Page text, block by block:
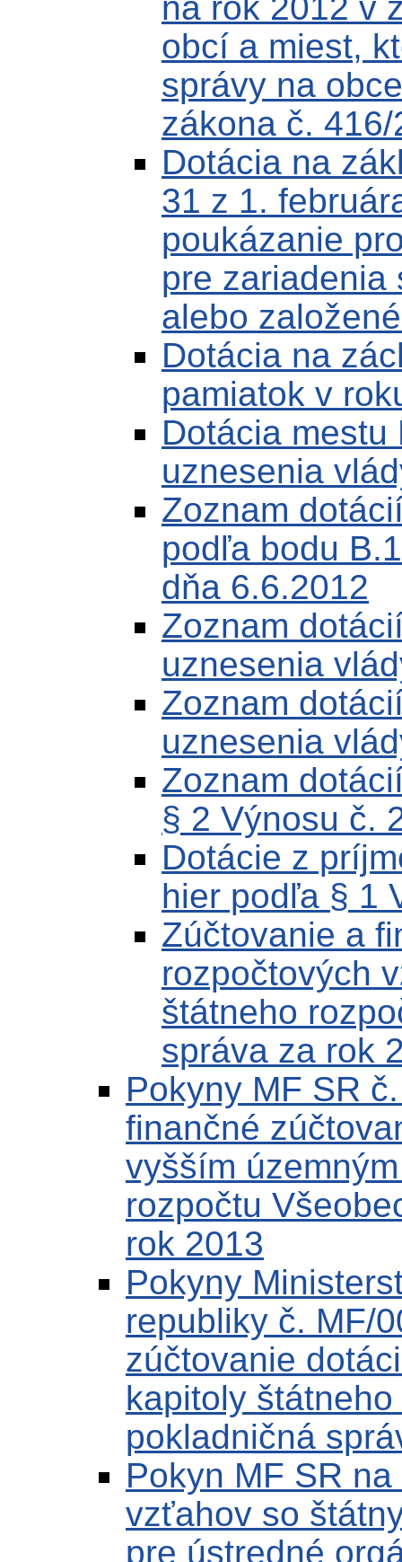
na rok 2012 v
obcí a miest,
správy na
zákona č.
Dotácia na
31 z 1.
poukázanie
pre zariadenia
alebo
Dotácia na
pamiatok v
Dotácia
uznesenia
Zoznam
podľa bodu
dňa 6.6.2012
Zoznam
uznesenia
Zoznam
uznesenia
Zoznam
§ 2 Výnosu č.
Dotácie z
hier podľa § 1
Zúčtovanie a
rozpočtových
štátneho
správa za rok
Pokyny MF SR
finančné
vyšším
rozpočtu
rok 2013
Pokyny
republiky č. MF/
zúčtovanie
kapitoly
pokladničná
Pokyn MF SR
vzťahov so
pre ústredné